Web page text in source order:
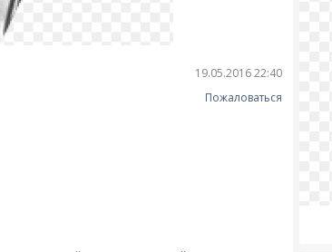
19.05.2016 22:40
Пожаловаться